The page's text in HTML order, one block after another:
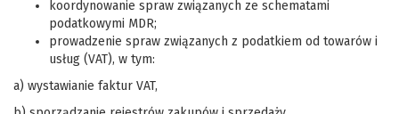
koordynowanie spraw związanych ze schematami
podatkowymi MDR;
prowadzenie spraw związanych z podatkiem od towarów i
usług (VAT), w tym:
a) wystawianie faktur VAT,